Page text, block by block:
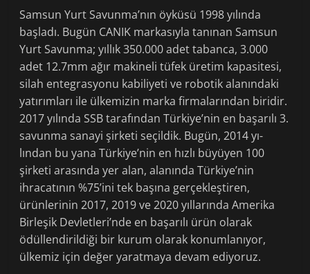
Samsun Yurt Savunma’nın öyküsü 1998 yılında
başladı. Bugün CANIK mar­kasıyla tanınan Samsun
Yurt Savunma; yıllık 350.000 adet tabanca, 3.000
adet 12.7mm ağır makineli tüfek üretim kapasi­tesi,
silah entegrasyonu kabiliyeti ve robo­tik alanındaki
yatırımları ile ülkemizin mar­ka firmalarından biridir.
2017 yılında SSB tarafından Türkiye’nin en başarılı 3.
savun­ma sanayi şirketi seçildik. Bugün, 2014 yı­
lından bu yana Türkiye’nin en hızlı büyü­yen 100
şirketi arasında yer alan, alanında Türkiye’nin
ihracatının %75’ini tek başına gerçekleştiren,
ürünlerinin 2017, 2019 ve 2020 yıllarında Amerika
Birleşik Devletle­ri’nde en başarılı ürün olarak
ödüllendirildi­ği bir kurum olarak konumlanıyor,
ülkemiz için değer yaratmaya devam ediyoruz.